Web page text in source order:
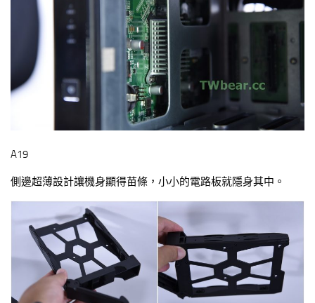
A19
側邊超薄設計讓機身顯得苗條，小小的電路板就隱身其中。